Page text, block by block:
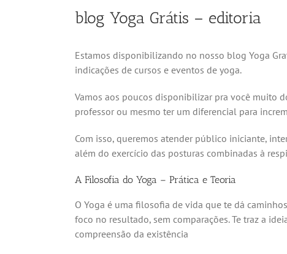
blog Yoga Grátis – editoria
Estamos disponibilizando no nosso blog Yoga
indicações de cursos e eventos de yoga.
Vamos aos poucos disponibilizar pra você muito
professor ou mesmo ter um diferencial para
Com isso, queremos atender público iniciante,
além do exercício das posturas combinadas à
A Filosofia do Yoga – Prática e Teoria
O Yoga é uma filosofia de vida que te dá
foco no resultado, sem comparações. Te traz a
compreensão da existência